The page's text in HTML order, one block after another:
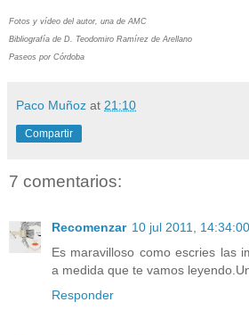
Fotos y vídeo del autor, una de AMC
Bibliografía de D. Teodomiro Ramírez de Arellano
Paseos por Córdoba
Paco Muñoz at 21:10
Compartir
7 comentarios:
Recomenzar 10 jul 2011, 14:34:00
Es maravilloso como escries las
a medida que te vamos
Responder